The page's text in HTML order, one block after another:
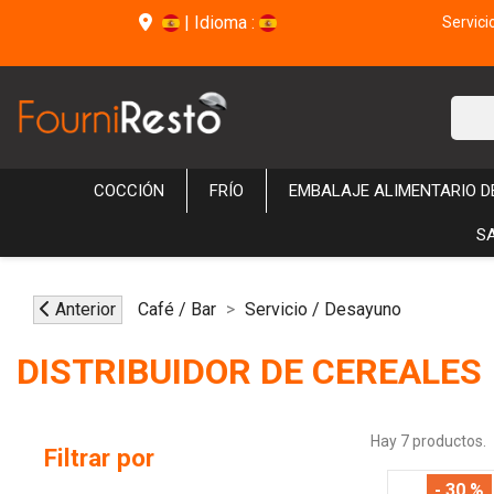
| Idioma :
COCCIÓN FRÍO EMBALAJE ALIMENTARIO
Anterior Café / Bar Servicio / Desayuno
DISTRIBUIDOR DE CEREALES
Filtrar por
Hay 7 productos.